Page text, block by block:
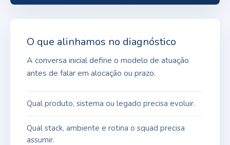
O que alinhamos no diagnóstico
A conversa inicial define o modelo de atuação
antes de falar em alocação ou prazo.
Qual produto, sistema ou legado precisa evoluir.
Qual stack, ambiente e rotina o squad precisa
assumir.